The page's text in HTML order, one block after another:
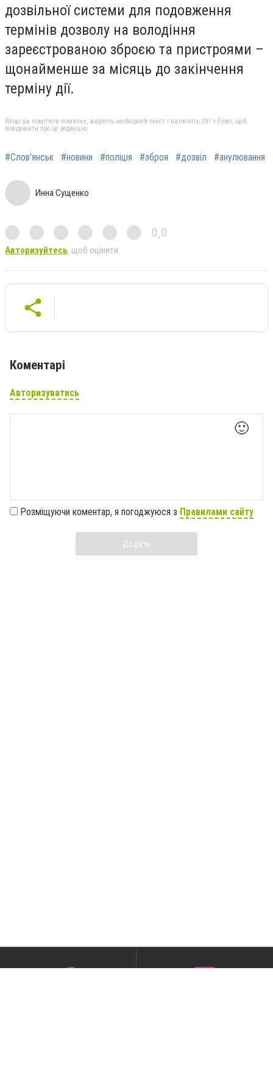
дозвільної системи для подовження
термінів дозволу на володіння
зареєстрованою зброєю та пристроями –
щонайменше за місяць до закінчення
терміну дії.
Якщо ви помітили помилку, виділіть необхідний текст і натисніть Ctrl + Enter, щоб
повідомити про це редакцію
#Слов'янськ #новини #поліція #зброя #дозвіл #анулювання
Инна Сущенко
0,0
Авторизуйтесь, щоб оцінити
Коментарі
Авторизуватись
🙂
Розміщуючи коментар, я погоджуюся з Правилами сайту
Додати